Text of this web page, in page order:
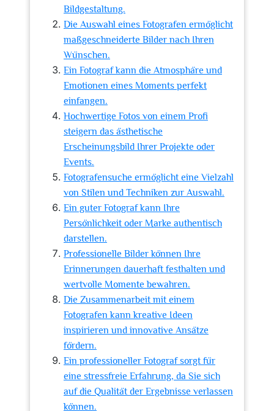
Bildgestaltung.
Die Auswahl eines Fotografen ermöglicht
maßgeschneiderte Bilder nach Ihren
Wünschen.
Ein Fotograf kann die Atmosphäre und
Emotionen eines Moments perfekt
einfangen.
Hochwertige Fotos von einem Profi
steigern das ästhetische
Erscheinungsbild Ihrer Projekte oder
Events.
Fotografensuche ermöglicht eine Vielzahl
von Stilen und Techniken zur Auswahl.
Ein guter Fotograf kann Ihre
Persönlichkeit oder Marke authentisch
darstellen.
Professionelle Bilder können Ihre
Erinnerungen dauerhaft festhalten und
wertvolle Momente bewahren.
Die Zusammenarbeit mit einem
Fotografen kann kreative Ideen
inspirieren und innovative Ansätze
fördern.
Ein professioneller Fotograf sorgt für
eine stressfreie Erfahrung, da Sie sich
auf die Qualität der Ergebnisse verlassen
können.